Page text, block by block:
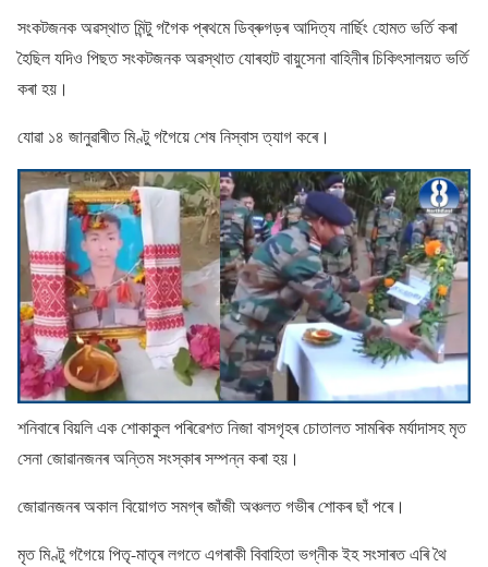
সংকটজনক অৱস্থাত মিন্টু গগৈক প্ৰথমে ডিব্ৰুগড়ৰ আদিত্য নাৰ্ছিং হোমত ভৰ্তি কৰা
হৈছিল যদিও পিছত সংকটজনক অৱস্থাত যোৰহাট বায়ুসেনা বাহিনীৰ চিকিৎসালয়ত ভৰ্তি
কৰা হয়।
যোৱা ১৪ জানুৱাৰীত মিণ্টু গগৈয়ে শেষ নিস্বাস ত্যাগ কৰে।
শনিবাৰে বিয়লি এক শোকাকুল পৰিৱেশত নিজা বাসগৃহৰ চোতালত সামৰিক মৰ্যাদাসহ মৃত
সেনা জোৱানজনৰ অন্তিম সংস্কাৰ সম্পন্ন কৰা হয়।
জোৱানজনৰ অকাল বিয়োগত সমগ্ৰ জাঁজী অঞ্চলত গভীৰ শোকৰ ছাঁ পৰে।
মৃত মিণ্টু গগৈয়ে পিতৃ-মাতৃৰ লগতে এগৰাকী বিবাহিতা ভগ্নীক ইহ সংসাৰত এৰি থৈ